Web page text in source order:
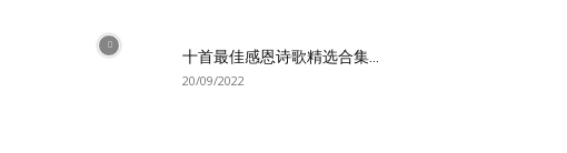
十首最佳感恩诗歌精选合集...
20/09/2022